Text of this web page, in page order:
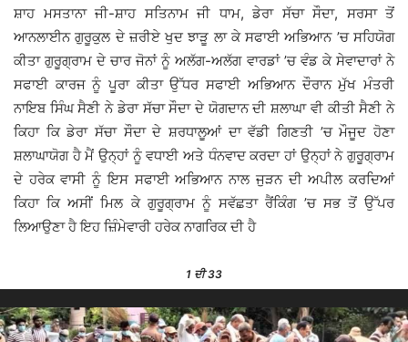
ਸ਼ਾਹ ਮਸਤਾਨਾ ਜੀ-ਸ਼ਾਹ ਸਤਿਨਾਮ ਜੀ ਧਾਮ, ਡੇਰਾ ਸੱਚਾ ਸੌਦਾ, ਸਰਸਾ ਤੋਂ
ਆਨਲਾਈਨ ਗੁਰੂਕੁਲ ਦੇ ਜ਼ਰੀਏ ਖੁਦ ਝਾੜੂ ਲਾ ਕੇ ਸਫਾਈ ਅਭਿਆਨ ’ਚ ਸਹਿਯੋਗ
ਕੀਤਾ ਗੁਰੂਗ੍ਰਾਮ ਦੇ ਚਾਰ ਜੋਨਾਂ ਨੂੰ ਅਲੱਗ-ਅਲੱਗ ਵਾਰਡਾਂ ’ਚ ਵੰਡ ਕੇ ਸੇਵਾਦਾਰਾਂ ਨੇ
ਸਫਾਈ ਕਾਰਜ ਨੂੰ ਪੂਰਾ ਕੀਤਾ ਉੱਧਰ ਸਫਾਈ ਅਭਿਆਨ ਦੌਰਾਨ ਮੁੱਖ ਮੰਤਰੀ
ਨਾਇਬ ਸਿੰਘ ਸੈਣੀ ਨੇ ਡੇਰਾ ਸੱਚਾ ਸੌਦਾ ਦੇ ਯੋਗਦਾਨ ਦੀ ਸ਼ਲਾਘਾ ਵੀ ਕੀਤੀ ਸੈਣੀ ਨੇ
ਕਿਹਾ ਕਿ ਡੇਰਾ ਸੱਚਾ ਸੌਦਾ ਦੇ ਸ਼ਰਧਾਲੂਆਂ ਦਾ ਵੱਡੀ ਗਿਣਤੀ ’ਚ ਮੌਜੂਦ ਹੋਣਾ
ਸ਼ਲਾਘਾਯੋਗ ਹੈ ਮੈਂ ਉਨ੍ਹਾਂ ਨੂੰ ਵਧਾਈ ਅਤੇ ਧੰਨਵਾਦ ਕਰਦਾ ਹਾਂ ਉਨ੍ਹਾਂ ਨੇ ਗੁਰੂਗ੍ਰਾਮ
ਦੇ ਹਰੇਕ ਵਾਸੀ ਨੂੰ ਇਸ ਸਫਾਈ ਅਭਿਆਨ ਨਾਲ ਜੁੜਨ ਦੀ ਅਪੀਲ ਕਰਦਿਆਂ
ਕਿਹਾ ਕਿ ਅਸੀਂ ਮਿਲ ਕੇ ਗੁਰੂਗ੍ਰਾਮ ਨੂੰ ਸਵੱਛਤਾ ਰੈਂਕਿੰਗ ’ਚ ਸਭ ਤੋਂ ਉੱਪਰ
ਲਿਆਉਣਾ ਹੈ ਇਹ ਜ਼ਿੰਮੇਵਾਰੀ ਹਰੇਕ ਨਾਗਰਿਕ ਦੀ ਹੈ
1 ਦੀ 33